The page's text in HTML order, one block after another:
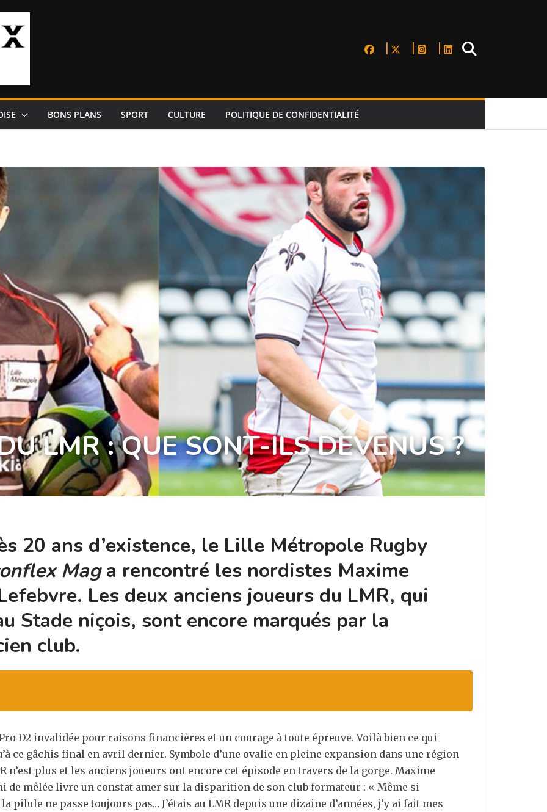
BONS PLANS SPORT CULTURE POLITIQUE DE CONFIDENTIALITÉ
LMR : QUE SONT-ILS DEVENUS ?
20 ans d’existence, le Lille Métropole Rugby
Maga rencontré les nordistes Maxime
Les deux anciens joueurs du LMR, qui
Stade niçois, sont encore marqués par la
club.
D2 invalidée pour raisons financières et un courage à toute épreuve. Voilà bien ce qui
ce gâchis final en avril dernier. Symbole d’une ovalie en pleine expansion dans une région
n’est plus et les anciens joueurs ont encore cet épisode en travers de la gorge. Maxime
de mêlée livre un constat amer sur la disparition de son club formateur : « Même si
pilule ne passe toujours pas… J’étais au LMR depuis une dizaine d’années, j’y ai fait mes